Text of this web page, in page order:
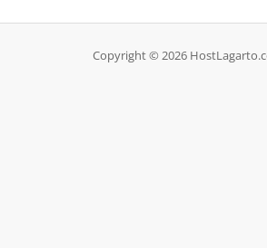
Copyright © 2026